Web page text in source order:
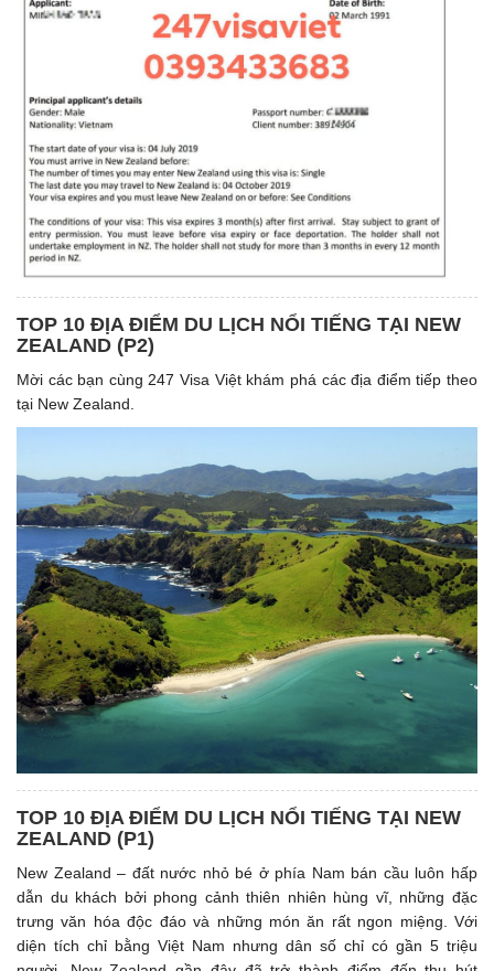
TOP 10 ĐỊA ĐIỂM DU LỊCH NỔI TIẾNG TẠI NEW
ZEALAND (P2)
Mời các bạn cùng 247 Visa Việt khám phá các địa điểm tiếp theo
tại New Zealand.
TOP 10 ĐỊA ĐIỂM DU LỊCH NỔI TIẾNG TẠI NEW
ZEALAND (P1)
New Zealand – đất nước nhỏ bé ở phía Nam bán cầu luôn hấp
dẫn du khách bởi phong cảnh thiên nhiên hùng vĩ, những đặc
trưng văn hóa độc đáo và những món ăn rất ngon miệng. Với
diện tích chỉ bằng Việt Nam nhưng dân số chỉ có gần 5 triệu